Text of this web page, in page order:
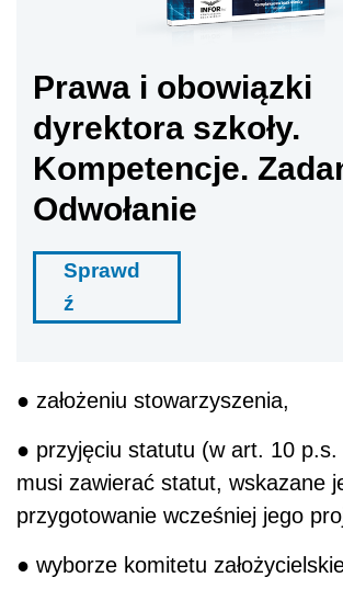
Prawa i obowiązki
dyrektora szkoły.
Kompetencje.
Odwołanie
Sprawd
ź
● założeniu stowarzyszenia,
● przyjęciu statutu (w art. 10
musi zawierać statut, wskazane
przygotowanie wcześniej jego
● wyborze komitetu